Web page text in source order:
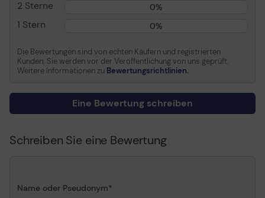
Verschlussart
Reißverschluss
Belüftetes Rückenteil
Farbe
Schwarz/Grau
Service und Support
Begrenzte Garantie: -
Lebensdauer
2 Sterne 0%
1 Stern 0%
Die Bewertungen sind von echten Käufern und registrierten
Kunden. Sie werden vor der Veröffentlichung von uns geprüft.
Weitere Informationen zu Bewertungsrichtlinien.
Eine Bewertung schreiben
Schreiben Sie eine Bewertung
Name oder Pseudonym